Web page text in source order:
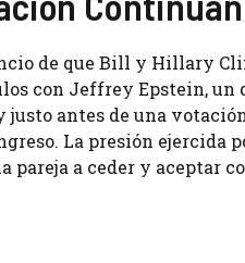
de que Bill y Hillary
con Jeffrey Epstein,
antes de una
La presión ejercida
a ceder y aceptar